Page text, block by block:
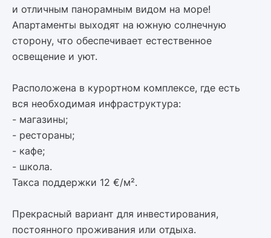
и отличным панорамным видом на море!
Апартаменты выходят на южную солнечную
сторону, что обеспечивает естественное
освещение и уют.
Расположена в курортном комплексе, где есть
вся необходимая инфраструктура:
- магазины;
- рестораны;
- кафе;
- школа.
Такса поддержки 12 €/м².
Прекрасный вариант для инвестирования,
постоянного проживания или отдыха.